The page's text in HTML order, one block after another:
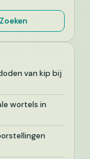
Zoeken
van kip bij
wortels in